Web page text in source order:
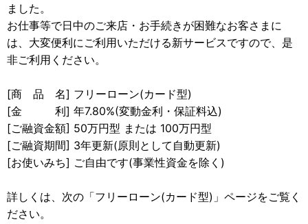
ました。
お仕事等で日中のご来店・お手続きが困難なお客さまに
は、大変便利にご利用いただける新サービスですので、是
非ご利用ください。
[商 品 名] フリーローン(カード型)
[金 利] 年7.80%(変動金利・保証料込)
[ご融資金額] 50万円型 または 100万円型
[ご融資期間] 3年更新(原則として自動更新)
[お使いみち] ご自由です(事業性資金を除く)
詳しくは、次の「フリーローン(カード型)」ページをご覧く
ださい。